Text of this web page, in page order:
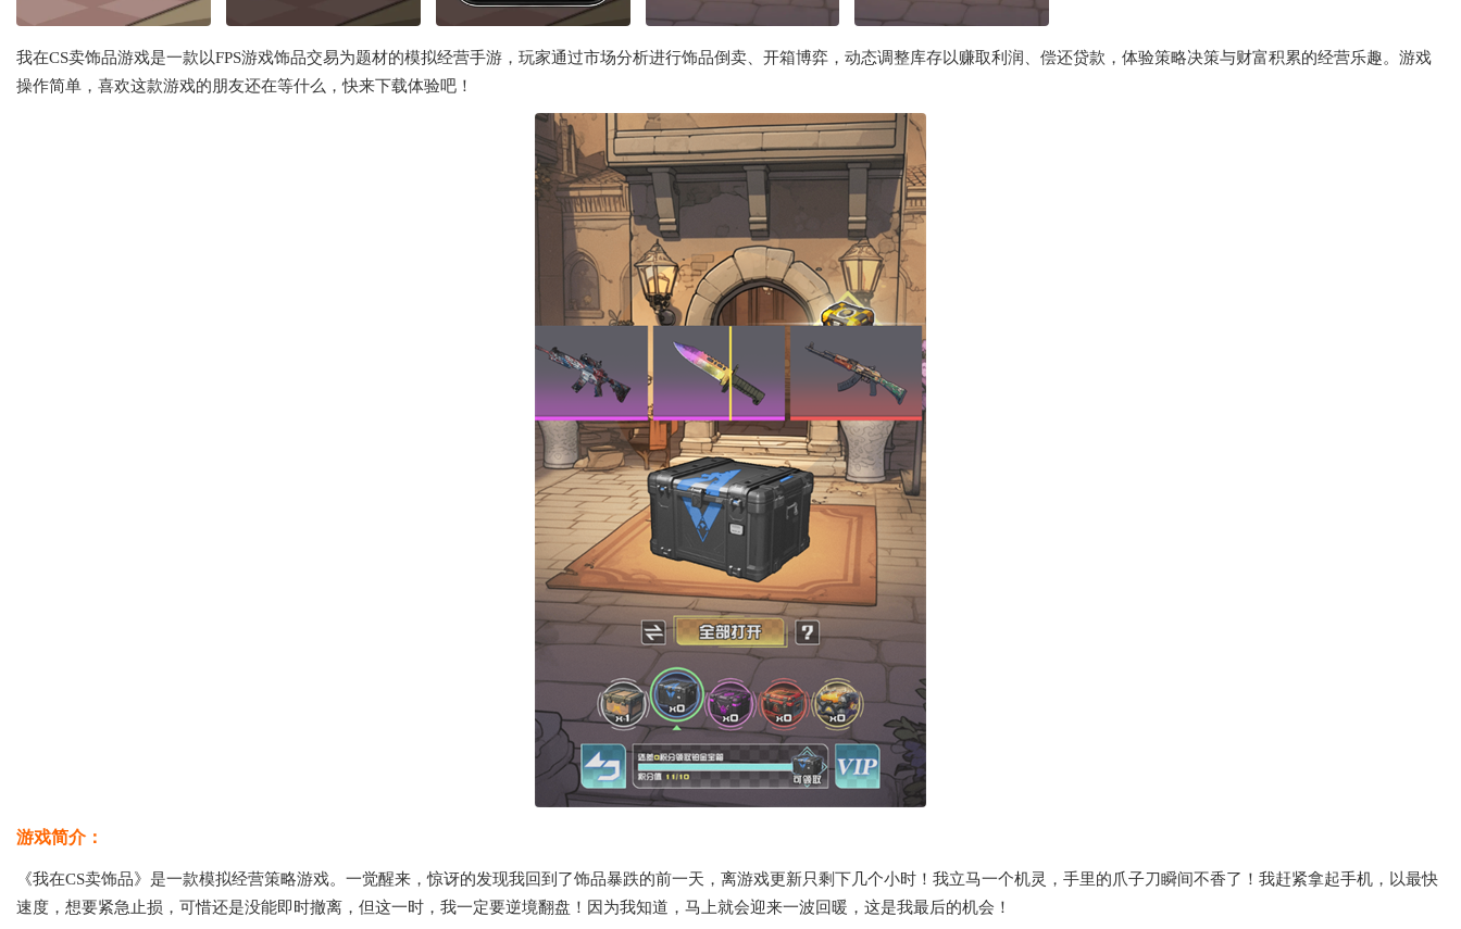
我在CS卖饰品游戏是一款以FPS游戏饰品交易为题材的模拟经营手游，玩家通过市场分析进行饰品倒卖、开箱博弈，动态调整库存以赚取利润、偿还贷款，体验策略决策与财富积累的经营乐趣。游戏
操作简单，喜欢这款游戏的朋友还在等什么，快来下载体验吧！
游戏简介：
《我在CS卖饰品》是一款模拟经营策略游戏。一觉醒来，惊讶的发现我回到了饰品暴跌的前一天，离游戏更新只剩下几个小时！我立马一个机灵，手里的爪子刀瞬间不香了！我赶紧拿起手机，以最快
速度，想要紧急止损，可惜还是没能即时撤离，但这一时，我一定要逆境翻盘！因为我知道，马上就会迎来一波回暖，这是我最后的机会！